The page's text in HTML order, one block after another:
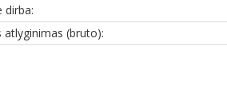
dirba:
atlyginimas (bruto):